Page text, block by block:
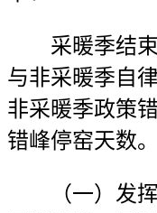
采暖季结束
与非采暖季自
非采暖季政策
错峰停窑天数。
（一）发挥